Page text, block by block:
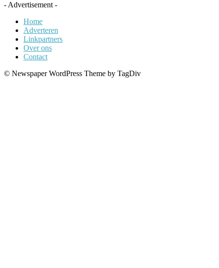
- Advertisement -
Home
Adverteren
Linkpartners
Over ons
Contact
© Newspaper WordPress Theme by TagDiv